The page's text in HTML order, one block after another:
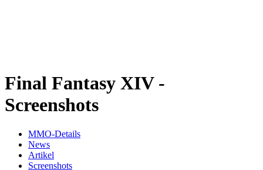
Final Fantasy XIV -
Screenshots
MMO-Details
News
Artikel
Screenshots